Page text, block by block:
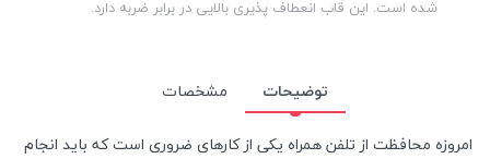
شده است. این قاب انعطاف پذیری بالایی در برابر ضربه دارد.
توضیحات
مشخصات
امروزه محافظت از تلفن همراه یکی از کارهای ضروری است که باید انجام